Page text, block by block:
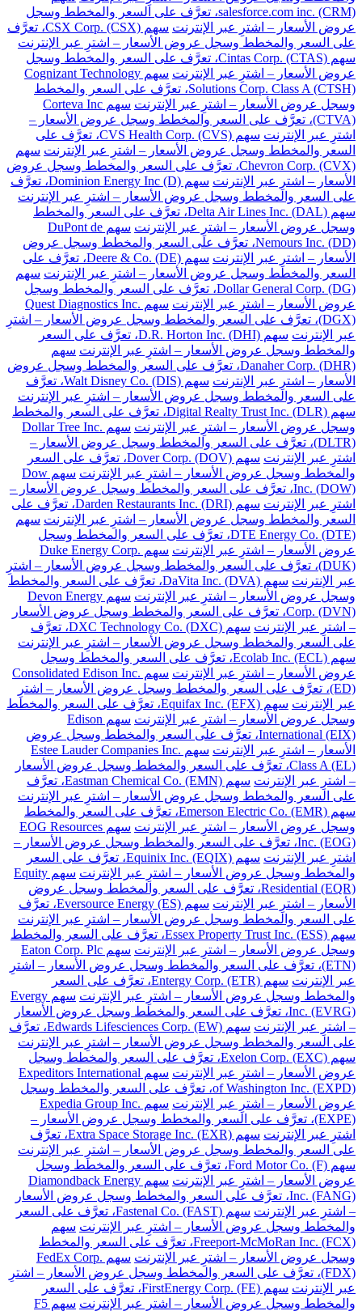
salesforce.com inc. (CRM)، تعرَّف على السعر والمخطط وسجل
عروض الأسعار – اشترِ عبر الإنترنت
سهم CSX Corp. (CSX)، تعرَّف
على السعر والمخطط وسجل عروض الأسعار – اشترِ عبر الإنترنت
سهم Cintas Corp. (CTAS)، تعرَّف على السعر والمخطط وسجل
عروض الأسعار – اشترِ عبر الإنترنت
سهم Cognizant Technology
Solutions Corp. Class A (CTSH)، تعرَّف على السعر والمخطط
وسجل عروض الأسعار – اشترِ عبر الإنترنت
سهم Corteva Inc
(CTVA)، تعرَّف على السعر والمخطط وسجل عروض الأسعار –
اشترِ عبر الإنترنت
سهم CVS Health Corp. (CVS)، تعرَّف على
السعر والمخطط وسجل عروض الأسعار – اشترِ عبر الإنترنت سهم
Chevron Corp. (CVX)، تعرَّف على السعر والمخطط وسجل عروض
الأسعار – اشترِ عبر الإنترنت
سهم Dominion Energy Inc (D)، تعرَّف
على السعر والمخطط وسجل عروض الأسعار – اشترِ عبر الإنترنت
سهم Delta Air Lines Inc. (DAL)، تعرَّف على السعر والمخطط
وسجل عروض الأسعار – اشترِ عبر الإنترنت
سهم DuPont de
Nemours Inc. (DD)، تعرَّف على السعر والمخطط وسجل عروض
الأسعار – اشترِ عبر الإنترنت
سهم Deere & Co. (DE)، تعرَّف على
السعر والمخطط وسجل عروض الأسعار – اشترِ عبر الإنترنت سهم
Dollar General Corp. (DG)، تعرَّف على السعر والمخطط وسجل
عروض الأسعار – اشترِ عبر الإنترنت
سهم Quest Diagnostics Inc.
(DGX)، تعرَّف على السعر والمخطط وسجل عروض الأسعار – اشترِ
عبر الإنترنت
سهم D.R. Horton Inc. (DHI)، تعرَّف على السعر
والمخطط وسجل عروض الأسعار – اشترِ عبر الإنترنت سهم
Danaher Corp. (DHR)، تعرَّف على السعر والمخطط وسجل عروض
الأسعار – اشترِ عبر الإنترنت
سهم Walt Disney Co. (DIS)، تعرَّف
على السعر والمخطط وسجل عروض الأسعار – اشترِ عبر الإنترنت
سهم Digital Realty Trust Inc. (DLR)، تعرَّف على السعر والمخطط
وسجل عروض الأسعار – اشترِ عبر الإنترنت
سهم Dollar Tree Inc.
(DLTR)، تعرَّف على السعر والمخطط وسجل عروض الأسعار –
اشترِ عبر الإنترنت
سهم Dover Corp. (DOV)، تعرَّف على السعر
والمخطط وسجل عروض الأسعار – اشترِ عبر الإنترنت
سهم Dow
Inc. (DOW)، تعرَّف على السعر والمخطط وسجل عروض الأسعار –
اشترِ عبر الإنترنت
سهم Darden Restaurants Inc. (DRI)، تعرَّف على
السعر والمخطط وسجل عروض الأسعار – اشترِ عبر الإنترنت سهم
DTE Energy Co. (DTE)، تعرَّف على السعر والمخطط وسجل
عروض الأسعار – اشترِ عبر الإنترنت
سهم Duke Energy Corp.
(DUK)، تعرَّف على السعر والمخطط وسجل عروض الأسعار – اشترِ
عبر الإنترنت
سهم DaVita Inc. (DVA)، تعرَّف على السعر والمخطط
وسجل عروض الأسعار – اشترِ عبر الإنترنت
سهم Devon Energy
Corp. (DVN)، تعرَّف على السعر والمخطط وسجل عروض الأسعار
– اشترِ عبر الإنترنت
سهم DXC Technology Co. (DXC)، تعرَّف
على السعر والمخطط وسجل عروض الأسعار – اشترِ عبر الإنترنت
سهم Ecolab Inc. (ECL)، تعرَّف على السعر والمخطط وسجل
عروض الأسعار – اشترِ عبر الإنترنت
سهم Consolidated Edison Inc.
(ED)، تعرَّف على السعر والمخطط وسجل عروض الأسعار – اشترِ
عبر الإنترنت
سهم Equifax Inc. (EFX)، تعرَّف على السعر والمخطط
وسجل عروض الأسعار – اشترِ عبر الإنترنت
سهم Edison
International (EIX)، تعرَّف على السعر والمخطط وسجل عروض
الأسعار – اشترِ عبر الإنترنت
سهم Estee Lauder Companies Inc.
Class A (EL)، تعرَّف على السعر والمخطط وسجل عروض الأسعار
– اشترِ عبر الإنترنت
سهم Eastman Chemical Co. (EMN)، تعرَّف
على السعر والمخطط وسجل عروض الأسعار – اشترِ عبر الإنترنت
سهم Emerson Electric Co. (EMR)، تعرَّف على السعر والمخطط
وسجل عروض الأسعار – اشترِ عبر الإنترنت
سهم EOG Resources
Inc. (EOG)، تعرَّف على السعر والمخطط وسجل عروض الأسعار –
اشترِ عبر الإنترنت
سهم Equinix Inc. (EQIX)، تعرَّف على السعر
والمخطط وسجل عروض الأسعار – اشترِ عبر الإنترنت
سهم Equity
Residential (EQR)، تعرَّف على السعر والمخطط وسجل عروض
الأسعار – اشترِ عبر الإنترنت
سهم Eversource Energy (ES)، تعرَّف
على السعر والمخطط وسجل عروض الأسعار – اشترِ عبر الإنترنت
سهم Essex Property Trust Inc. (ESS)، تعرَّف على السعر والمخطط
وسجل عروض الأسعار – اشترِ عبر الإنترنت
سهم Eaton Corp. Plc
(ETN)، تعرَّف على السعر والمخطط وسجل عروض الأسعار – اشترِ
عبر الإنترنت
سهم Entergy Corp. (ETR)، تعرَّف على السعر
والمخطط وسجل عروض الأسعار – اشترِ عبر الإنترنت
سهم Evergy
Inc. (EVRG)، تعرَّف على السعر والمخطط وسجل عروض الأسعار
– اشترِ عبر الإنترنت
سهم Edwards Lifesciences Corp. (EW)، تعرَّف
على السعر والمخطط وسجل عروض الأسعار – اشترِ عبر الإنترنت
سهم Exelon Corp. (EXC)، تعرَّف على السعر والمخطط وسجل
عروض الأسعار – اشترِ عبر الإنترنت
سهم Expeditors International
of Washington Inc. (EXPD)، تعرَّف على السعر والمخطط وسجل
عروض الأسعار – اشترِ عبر الإنترنت
سهم Expedia Group Inc.
(EXPE)، تعرَّف على السعر والمخطط وسجل عروض الأسعار –
اشترِ عبر الإنترنت
سهم Extra Space Storage Inc. (EXR)، تعرَّف
على السعر والمخطط وسجل عروض الأسعار – اشترِ عبر الإنترنت
سهم Ford Motor Co. (F)، تعرَّف على السعر والمخطط وسجل
عروض الأسعار – اشترِ عبر الإنترنت
سهم Diamondback Energy
Inc. (FANG)، تعرَّف على السعر والمخطط وسجل عروض الأسعار
– اشترِ عبر الإنترنت
سهم Fastenal Co. (FAST)، تعرَّف على السعر
والمخطط وسجل عروض الأسعار – اشترِ عبر الإنترنت سهم
Freeport-McMoRan Inc. (FCX)، تعرَّف على السعر والمخطط
وسجل عروض الأسعار – اشترِ عبر الإنترنت
سهم FedEx Corp.
(FDX)، تعرَّف على السعر والمخطط وسجل عروض الأسعار – اشترِ
عبر الإنترنت
سهم FirstEnergy Corp. (FE)، تعرَّف على السعر
والمخطط وسجل عروض الأسعار – اشترِ عبر الإنترنت
سهم F5